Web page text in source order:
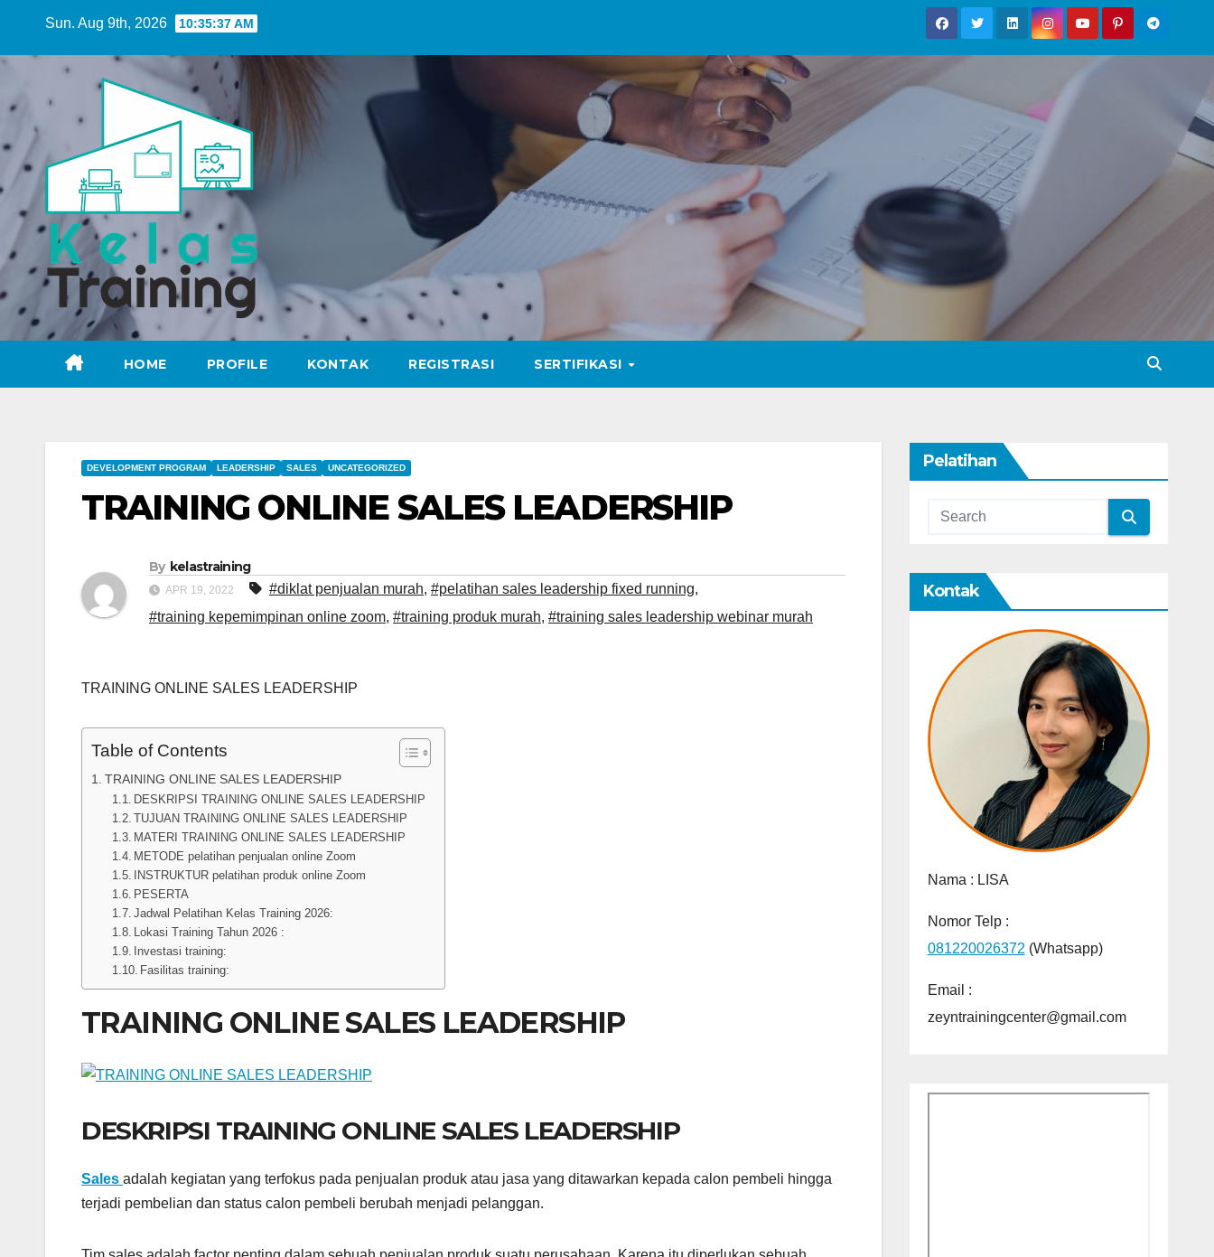
content
Sun. Aug 9th, 2026 10:35:38 AM
HOME PROFILE KONTAK REGISTRASI SERTIFIKASI
DEVELOPMENT PROGRAM LEADERSHIP SALES UNCATEGORIZED
TRAINING ONLINE SALES LEADERSHIP
By kelastraining
APR 19, 2022 #diklat penjualan murah, #pelatihan sales leadership fixed running,
#training kepemimpinan online zoom, #training produk murah, #training sales leadership webinar murah
TRAINING ONLINE SALES LEADERSHIP
Table of Contents
TRAINING ONLINE SALES LEADERSHIP
DESKRIPSI TRAINING ONLINE SALES LEADERSHIP
TUJUAN TRAINING ONLINE SALES LEADERSHIP
MATERI TRAINING ONLINE SALES LEADERSHIP
METODE pelatihan penjualan online Zoom
INSTRUKTUR pelatihan produk online Zoom
PESERTA
Jadwal Pelatihan Kelas Training 2026:
Lokasi Training Tahun 2026 :
Investasi training:
Fasilitas training:
TRAINING ONLINE SALES LEADERSHIP
DESKRIPSI TRAINING ONLINE SALES LEADERSHIP
Sales adalah kegiatan yang terfokus pada penjualan produk atau jasa yang ditawarkan kepada calon pembeli hingga
terjadi pembelian dan status calon pembeli berubah menjadi pelanggan.
Pelatihan
Kontak
Nama : LISA
Nomor Telp :
081220026372 (Whatsapp)
Email :
zeyntrainingcenter@gmail.com